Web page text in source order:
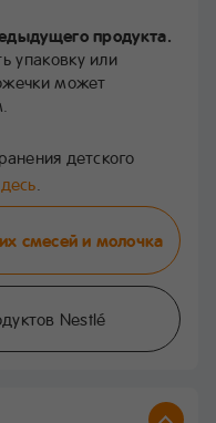
продукта.
упаковку или
может
детского
.
смесей и молочка
Nestlé